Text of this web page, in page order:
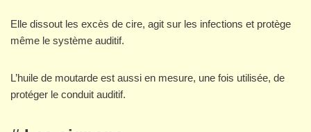
Elle dissout les excès de cire, agit sur les infections et protège
même le système auditif.
L’huile de moutarde est aussi en mesure, une fois utilisée, de
protéger le conduit auditif.